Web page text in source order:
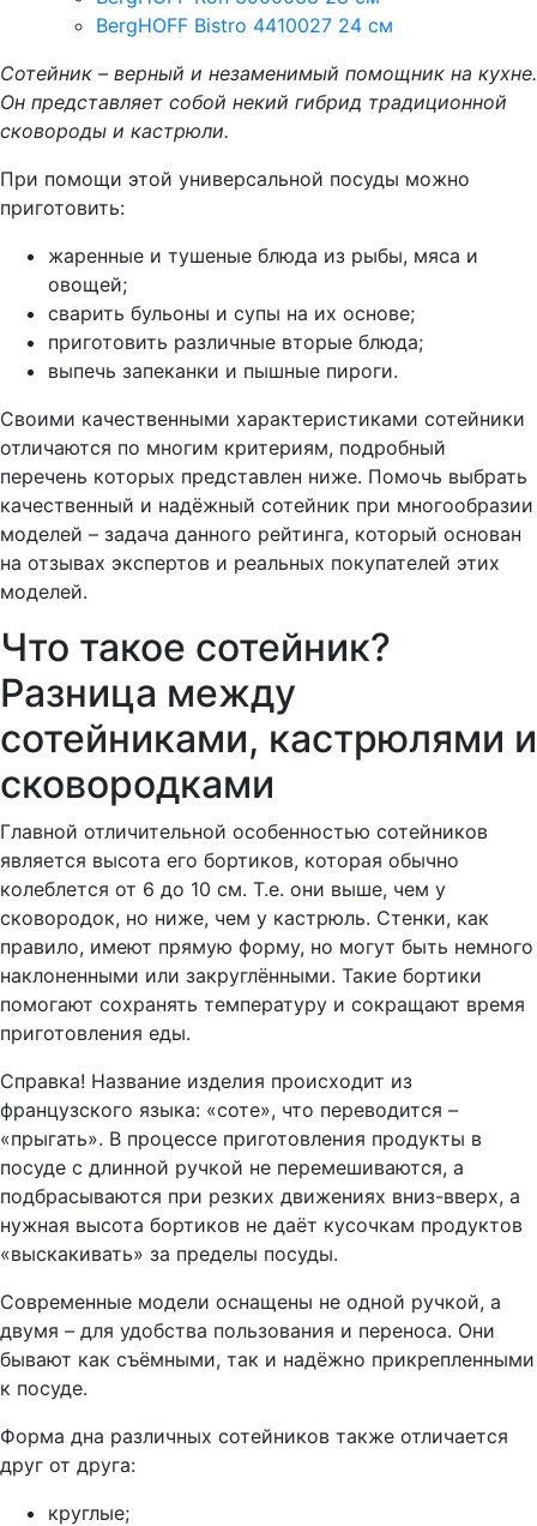
BergHOFF Bistro 4410027 24 см
Сотейник – верный и незаменимый помощник на кухне.
Он представляет собой некий гибрид традиционной
сковороды и кастрюли.
При помощи этой универсальной посуды можно
приготовить:
жаренные и тушеные блюда из рыбы, мяса и
овощей;
сварить бульоны и супы на их основе;
приготовить различные вторые блюда;
выпечь запеканки и пышные пироги.
Своими качественными характеристиками сотейники
отличаются по многим критериям, подробный
перечень которых представлен ниже. Помочь выбрать
качественный и надёжный сотейник при многообразии
моделей – задача данного рейтинга, который основан
на отзывах экспертов и реальных покупателей этих
моделей.
Что такое сотейник?
Разница между
сотейниками, кастрюлями и
сковородками
Главной отличительной особенностью сотейников
является высота его бортиков, которая обычно
колеблется от 6 до 10 см. Т.е. они выше, чем у
сковородок, но ниже, чем у кастрюль. Стенки, как
правило, имеют прямую форму, но могут быть немного
наклоненными или закруглёнными. Такие бортики
помогают сохранять температуру и сокращают время
приготовления еды.
Справка! Название изделия происходит из
французского языка: «соте», что переводится –
«прыгать». В процессе приготовления продукты в
посуде с длинной ручкой не перемешиваются, а
подбрасываются при резких движениях вниз-вверх, а
нужная высота бортиков не даёт кусочкам продуктов
«выскакивать» за пределы посуды.
Современные модели оснащены не одной ручкой, а
двумя – для удобства пользования и переноса. Они
бывают как съёмными, так и надёжно прикрепленными
к посуде.
Форма дна различных сотейников также отличается
друг от друга:
круглые;